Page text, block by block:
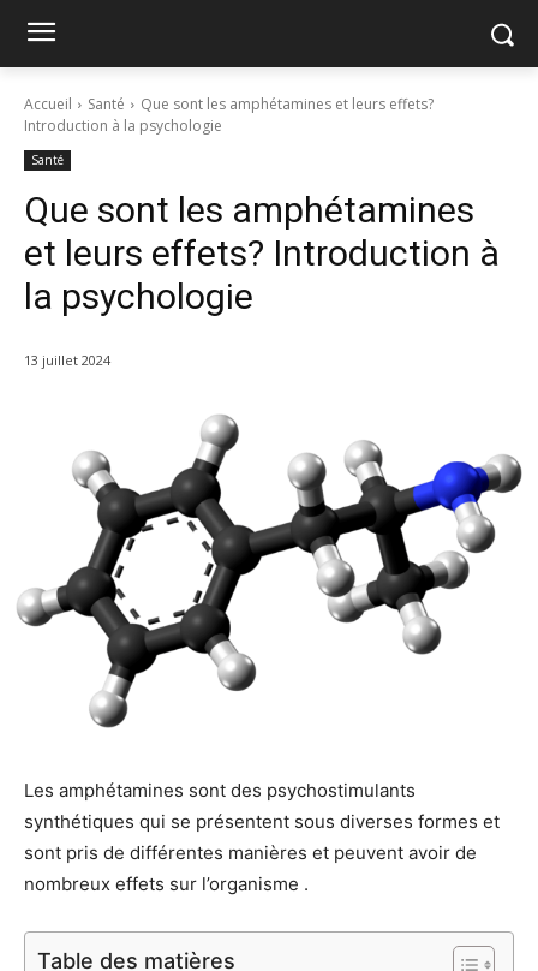
Accueil Santé
Que sont les amphétamines et leurs effets?
Introduction à la psychologie
Santé
Que sont les amphétamines
et leurs effets? Introduction à
la psychologie
13 juillet 2024
Les amphétamines sont des psychostimulants
synthétiques qui se présentent sous diverses formes et
sont pris de différentes manières et peuvent avoir de
nombreux effets sur l’organisme .
Table des matières